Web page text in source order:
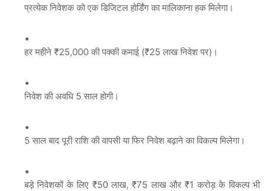
प्रत्येक निवेशक को एक डिजिटल होर्डिंग का मालिकाना हक मिलेगा।
हर महीने ₹25,000 की पक्की कमाई (₹25 लाख निवेश पर)।
निवेश की अवधि 5 साल होगी।
5 साल बाद पूरी राशि की वापसी या फिर निवेश बढ़ाने का विकल्प मिलेगा।
बड़े निवेशकों के लिए ₹50 लाख, ₹75 लाख और ₹1 करोड़ के विकल्प भी